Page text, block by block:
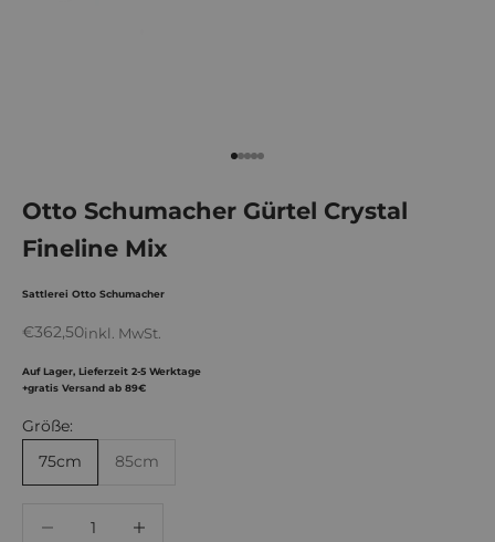
Gehe zu Element 1
Gehe zu Element 2
Gehe zu Element 3
Gehe zu Element 4
Gehe zu Element 5
Otto Schumacher Gürtel Crystal
Fineline Mix
Sattlerei Otto Schumacher
Angebot
€362,50inkl. MwSt.
Auf Lager, Lieferzeit 2-5 Werktage
+gratis Versand ab 89€
Größe:
75cm
85cm